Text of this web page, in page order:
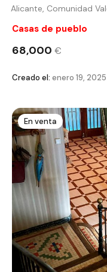
Alicante, Comunidad
Casas de pueblo
68,000 €
Creado el: enero 19, 2025
En venta